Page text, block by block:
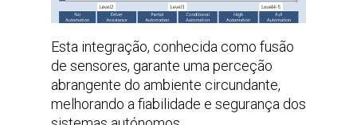
Esta integração, conhecida como fusão
de sensores, garante uma perceção
abrangente do ambiente circundante,
melhorando a fiabilidade e segurança dos